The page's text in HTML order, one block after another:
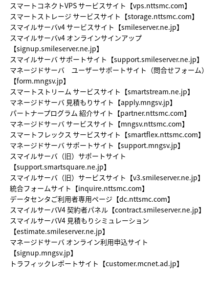
スマートコネクトVPS サービスサイト【vps.nttsmc.com】
スマートストレージ サービスサイト【storage.nttsmc.com】
スマイルサーバv4 サービスサイト【smileserver.ne.jp】
スマイルサーバv4 オンラインサインアップ
【signup.smileserver.ne.jp】
スマイルサーバ サポートサイト【support.smileserver.ne.jp】
マネージドサーバ ユーザーサポートサイト（問合せフォーム）
【form.mngsv.jp】
スマートストリーム サービスサイト【smartstream.ne.jp】
マネージドサーバ 見積もりサイト【apply.mngsv.jp】
パートナープログラム 紹介サイト【partner.nttsmc.com】
マネージドサーバ サービスサイト【mngsv.nttsmc.com】
スマートフレックス サービスサイト【smartflex.nttsmc.com】
マネージドサーバ サポートサイト【support.mngsv.jp】
スマイルサーバ（旧）サポートサイト
【support.smartsquare.ne.jp】
スマイルサーバ（旧）サービスサイト【v3.smileserver.ne.jp】
統合フォームサイト【inquire.nttsmc.com】
データセンタご利用者専用ページ【dc.nttsmc.com】
スマイルサーバV4 契約者パネル【contract.smileserver.ne.jp】
スマイルサーバV4 見積もりシミュレーション
【estimate.smileserver.ne.jp】
マネージドサーバ オンライン利用申込サイト
【signup.mngsv.jp】
トラフィックレポートサイト【customer.mcnet.ad.jp】